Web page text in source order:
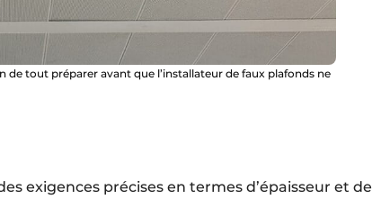
de tout préparer avant que l’installateur de faux plafonds ne
exigences précises en termes d’épaisseur et de